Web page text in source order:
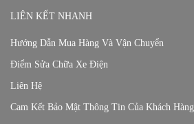
LIÊN KẾT NHANH
Hướng Dẫn Mua Hàng Và Vận Chuyển
Điểm Sửa Chữa Xe Điện
Liên Hệ
Cam Kết Bảo Mật Thông Tin Của Khách Hàng